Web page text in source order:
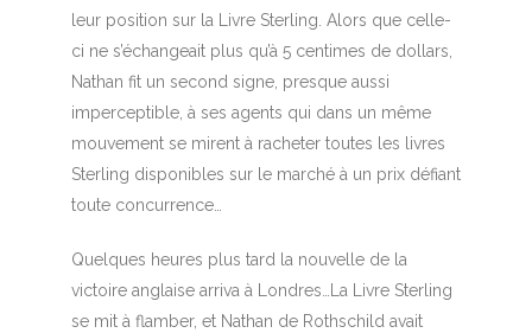
leur position sur la Livre Sterling. Alors que celle-
ci ne s’échangeait plus qu’à 5 centimes de dollars,
Nathan fit un second signe, presque aussi
imperceptible, à ses agents qui dans un même
mouvement se mirent à racheter toutes les livres
Sterling disponibles sur le marché à un prix défiant
toute concurrence…
Quelques heures plus tard la nouvelle de la
victoire anglaise arriva à Londres…La Livre Sterling
se mit à flamber, et Nathan de Rothschild avait